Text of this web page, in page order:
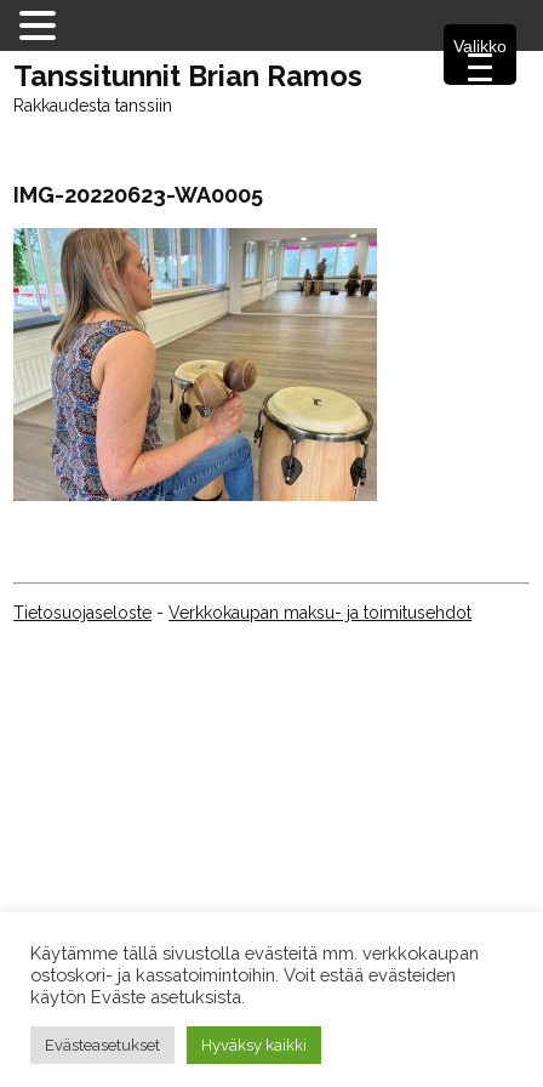
Tanssitunnit Brian Ramos
Rakkaudesta tanssiin
IMG-20220623-WA0005
Tietosuojaseloste -Verkkokaupan maksu- ja toimitusehdot
Käytämme tällä sivustolla evästeitä mm. verkkokaupan
ostoskori- ja kassatoimintoihin. Voit estää evästeiden
käytön Eväste asetuksista.
Evästeasetukset Hyväksy kaikki
Valikko